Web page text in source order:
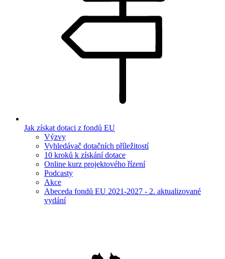
Jak získat dotaci z fondů EU
Výzvy
Vyhledávač dotačních příležitostí
10 kroků k získání dotace
Online kurz projektového řízení
Podcasty
Akce
Abeceda fondů EU 2021-2027 - 2. aktualizované
vydání